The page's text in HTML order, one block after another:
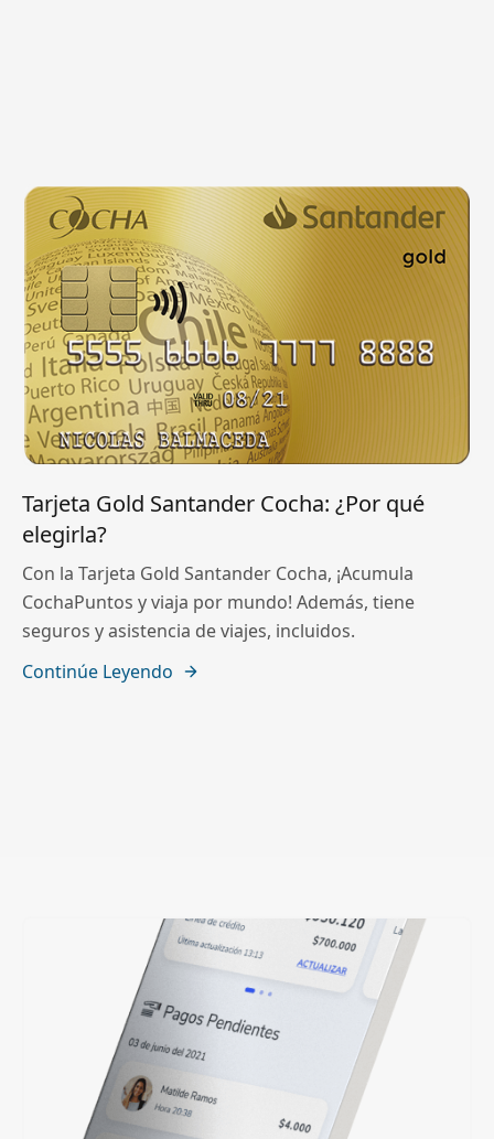
Tarjeta Gold Santander Cocha: ¿Por qué
elegirla?
Con la Tarjeta Gold Santander Cocha, ¡Acumula
CochaPuntos y viaja por mundo! Además, tiene
seguros y asistencia de viajes, incluidos.
Continúe Leyendo